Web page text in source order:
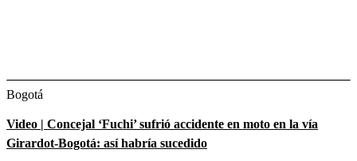
Bogotá
Video | Concejal ‘Fuchi’ sufrió accidente en moto en la vía
Girardot-Bogotá: así habría sucedido